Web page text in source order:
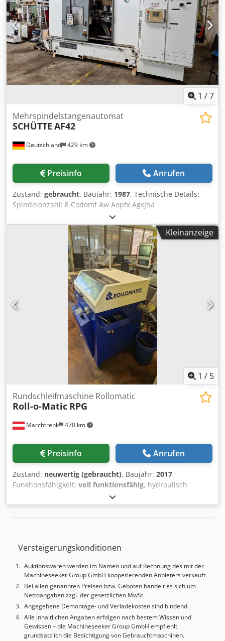
Abmessungen der Maschine L x B x H 4,8 x 1,88 x 2,93 m
Abmessungen Schaltschrank 1,6 x 0,5 x 2,25 m - 3-Achsen-
Maschine - mit Bombierung - mit Grafik Zbh.:
programmierbarer Hinteranschlag, Ober-u.
Unterwerkzeug, Tischverlängerungen
1 /7
Deutschland 429 km
Mehrspindelstangenautomat
SCHÜTTE AF42
Preisinfo Anrufen
Zustand: gebraucht, Baujahr: 1987, Technische Details:
Spindelanzahl: 8 Codomf Aw Aopfx Agxjha
Kleinanzeige
1 / 5
Marchtrenk 470 km
Rundschleifmaschine Rollomatic
Roll-o-Matic RPG
Preisinfo Anrufen
Zustand: neuwertig (gebraucht), Baujahr: 2017,
Funktionsfähigkeit: voll funktionsfähig, hydraulisch
betriebene Präzisions-Einstechschleifmaschinen
Rollomatic. Schleifverfahren: zylindrisches
Einstechschleifen, Werkstückdurchmesserbereich: 0,2mm-
Schleifscheibendurchmesser: 200mm,
800U/min. Maschinendimensionen X/Y/Z: ca.
1100mm/800mm/1300mm, Gewicht: ca. 600kg. Inklusive
Ersatzteile. Dokumentation vorhanden. Chsdsw Dfd Nepfx
Agxsa
Versteigerungskonditionen
Auktionswaren werden im Namen und auf Rechnung des mit der
Machineseeker Group GmbH kooperierenden Anbieters verkauft.
Bei allen genannten Preisen bzw. Geboten handelt es sich um
Nettoangaben zzgl. der gesetzlichen MwSt.
Angegebene Demontage- und Verladekosten sind bindend.
Alle inhaltlichen Angaben erfolgen nach bestem Wissen und
Gewissen – die Machineseeker Group GmbH empfiehlt
grundsätzlich die Besichtigung von Gebrauchtmaschinen.